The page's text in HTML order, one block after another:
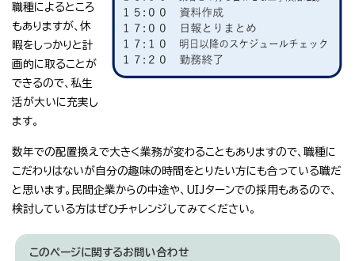
職種によるところ
もありますが、休
暇をしっかりと計
画的に取ることが
できるので、私生
活が大いに充実し
ます。
数年での配置換えで大きく業務が変わることもありますので、職種に
こだわりはないが自分の趣味の時間をとりたい方にも合っている職だ
と思います。民間企業からの中途や、UIJターンでの採用もあるので、
検討している方はぜひチャレンジしてみてください。
このページに関するお問い合わせ